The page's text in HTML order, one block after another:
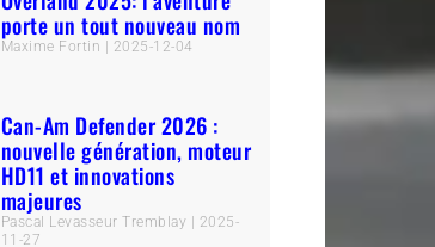
porte un tout nouveau nom
Maxime Fortin 2025-12-04
Can-Am Defender 2026 :
nouvelle génération, moteur
HD11 et innovations
majeures
Pascal Levasseur Tremblay
2025-
11-27